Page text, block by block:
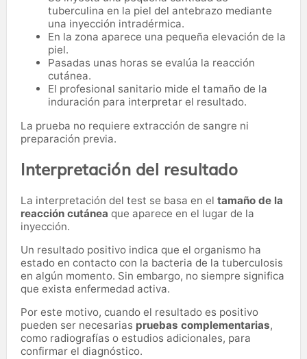
tuberculina en la piel del antebrazo mediante
una inyección intradérmica.
En la zona aparece una pequeña elevación de la
piel.
Pasadas unas horas se evalúa la reacción
cutánea.
El profesional sanitario mide el tamaño de la
induración para interpretar el resultado.
La prueba no requiere extracción de sangre ni
preparación previa.
Interpretación del resultado
La interpretación del test se basa en el tamaño de la
reacción cutánea que aparece en el lugar de la
inyección.
Un resultado positivo indica que el organismo ha
estado en contacto con la bacteria de la tuberculosis
en algún momento. Sin embargo, no siempre significa
que exista enfermedad activa.
Por este motivo, cuando el resultado es positivo
pueden ser necesarias pruebas complementarias,
como radiografías o estudios adicionales, para
confirmar el diagnóstico.